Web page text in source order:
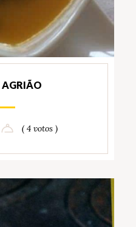
AGRIÃO
( 4 votos )